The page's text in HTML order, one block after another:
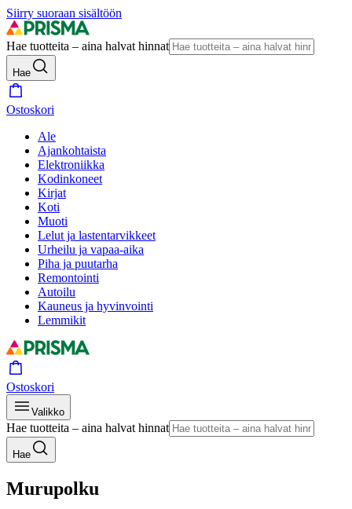
Siirry suoraan sisältöön
Hae tuotteita – aina halvat hinnat
Hae
Ostoskori
Ale
Ajankohtaista
Elektroniikka
Kodinkoneet
Kirjat
Koti
Muoti
Lelut ja lastentarvikkeet
Urheilu ja vapaa-aika
Piha ja puutarha
Remontointi
Autoilu
Kauneus ja hyvinvointi
Lemmikit
Ostoskori
Valikko
Hae tuotteita – aina halvat hinnat
Hae
Murupolku